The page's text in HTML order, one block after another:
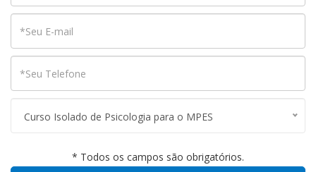
Curso Isolado de Psicologia para o MPES
* Todos os campos são obrigatórios.